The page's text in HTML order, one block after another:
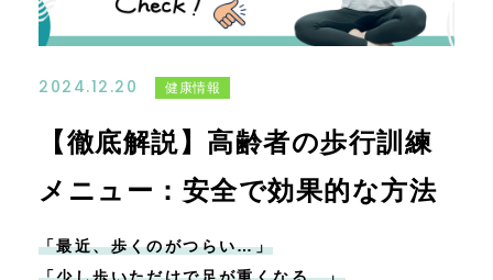
コンテンツ
2024.12.20 健康情報
【徹底解説】高齢者の歩行訓練
メニュー：安全で効果的な方法
「最近、歩くのがつらい…」
「少し歩いただけで足が重くなる…」